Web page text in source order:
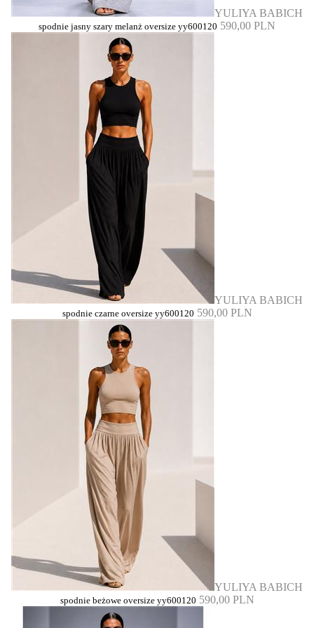
YULIYA BABICH
spodnie jasny szary melanż oversize yy600120 590,00 PLN
YULIYA BABICH
spodnie czarne oversize yy600120 590,00 PLN
YULIYA BABICH
spodnie beżowe oversize yy600120 590,00 PLN